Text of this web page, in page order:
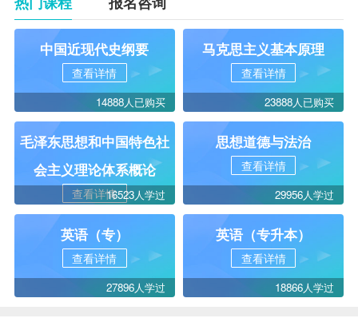
中国近现代史纲要
查看详情
14888人已购买
马克思主义基本原理
查看详情
23888人已购买
毛泽东思想和中国特色社
会主义理论体系概论
查看详情16523人学过
思想道德与法治
查看详情
29956人学过
英语（专）
查看详情
27896人学过
英语（专升本）
查看详情
18866人学过